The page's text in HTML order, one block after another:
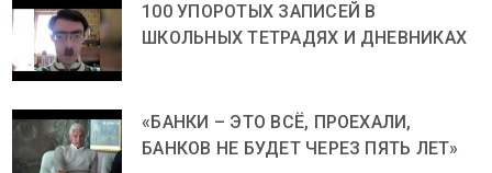
100 УПОРОТЫХ ЗАПИСЕЙ В
ШКОЛЬНЫХ ТЕТРАДЯХ И ДНЕВНИКАХ
«БАНКИ – ЭТО ВСЁ, ПРОЕХАЛИ,
БАНКОВ НЕ БУДЕТ ЧЕРЕЗ ПЯТЬ ЛЕТ»